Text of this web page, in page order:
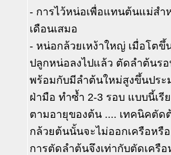
- การไว้หน่อเพื่อแทนต้นแม่สำ
เดือนเสมอ
- หน่อกล้วยเหง้าใหญ่ เมื่อโตขึ้
ปลูกหน่อลงไปแล้ว ตัดลำต้นร
พร้อมกับมีลำต้นใหม่สูงขึ้นประ
ฝ่ามือ ทำซ้ำ 2-3 รอบ แบบนี้เรี
ตามอายุของต้น .... เทคนิคตัด
กล้วยต้นนั้นจะไม่ออกเครือหรื
การตัดลำต้นจึงเท่ากับตัดเครื